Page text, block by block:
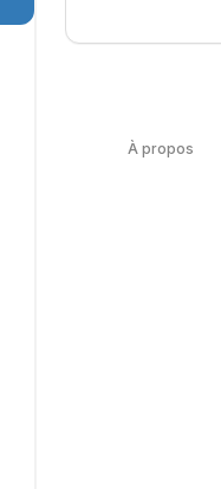
À propos